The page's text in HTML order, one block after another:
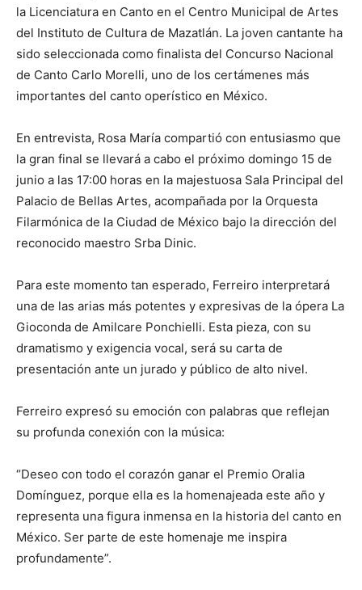
la Licenciatura en Canto en el Centro Municipal de Artes
del Instituto de Cultura de Mazatlán. La joven cantante ha
sido seleccionada como finalista del Concurso Nacional
de Canto Carlo Morelli, uno de los certámenes más
importantes del canto operístico en México.
En entrevista, Rosa María compartió con entusiasmo que
la gran final se llevará a cabo el próximo domingo 15 de
junio a las 17:00 horas en la majestuosa Sala Principal del
Palacio de Bellas Artes, acompañada por la Orquesta
Filarmónica de la Ciudad de México bajo la dirección del
reconocido maestro Srba Dinic.
Para este momento tan esperado, Ferreiro interpretará
una de las arias más potentes y expresivas de la ópera La
Gioconda de Amilcare Ponchielli. Esta pieza, con su
dramatismo y exigencia vocal, será su carta de
presentación ante un jurado y público de alto nivel.
Ferreiro expresó su emoción con palabras que reflejan
su profunda conexión con la música:
“Deseo con todo el corazón ganar el Premio Oralia
Domínguez, porque ella es la homenajeada este año y
representa una figura inmensa en la historia del canto en
México. Ser parte de este homenaje me inspira
profundamente”.